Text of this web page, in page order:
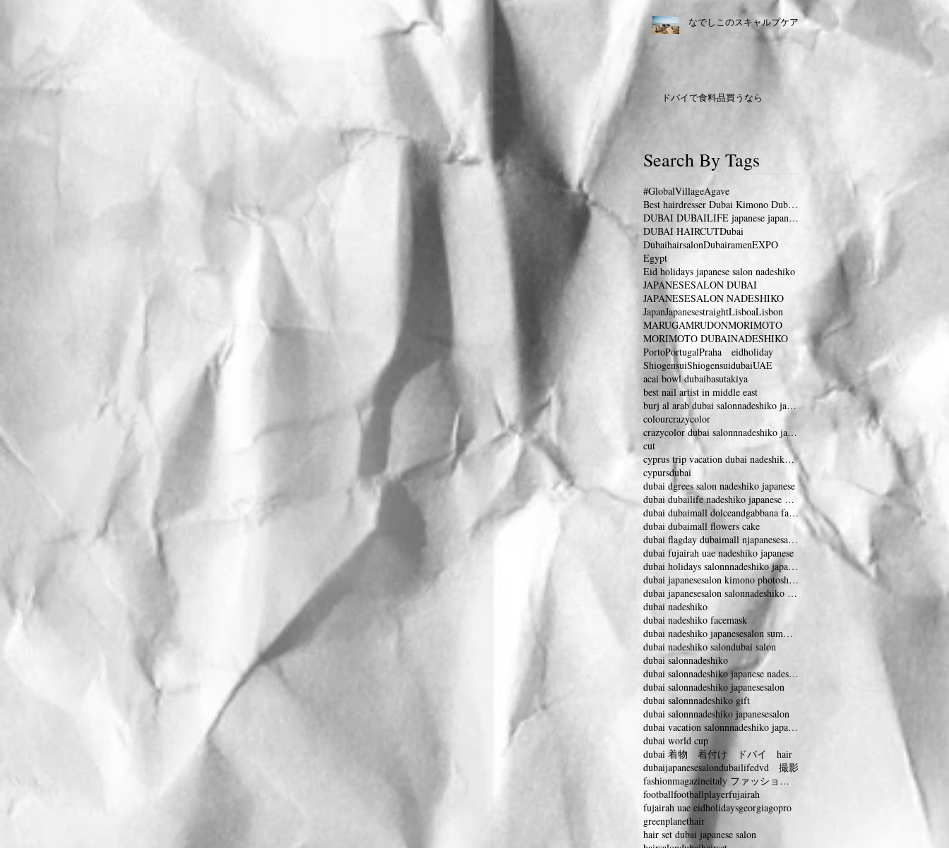
なでしこのスキャルプケア
ドバイで食料品買うなら
Search By Tags
#GlobalVillageAgave
Best hairdresser Dubai Kimono Dubai 着物 ドバイ
DUBAI DUBAILIFE japanese japanesesalon dubaifram
DUBAI HAIRCUTDubai
DubaihairsalonDubairamenEXPO
Egypt
Eid holidays japanese salon nadeshiko
JAPANESESALON DUBAI
JAPANESESALON NADESHIKO
JapanJapanesestraightLisboaLisbon
MARUGAMRUDONMORIMOTO
MORIMOTO DUBAINADESHIKO
PortoPortugalPraha eidholiday
ShiogensuiShiogensuidubaiUAE
acai bowl dubaibasutakiya
best nail artist in middle east
burj al arab dubai salonnadeshiko japanese
colourcrazycolor
crazycolor dubai salonnnadeshiko japanese salon
cut
cyprus trip vacation dubai nadeshiko japanese
cypursdubai
dubai dgrees salon nadeshiko japanese
dubai dubailife nadeshiko japanese dubai eye
dubai dubaimall dolceandgabbana fashionshow
dubai dubaimall flowers cake
dubai flagday dubaimall njapanesesalon nadeshiko
dubai fujairah uae nadeshiko japanese
dubai holidays salonnnadeshiko japanesesalon
dubai japanesesalon kimono photoshooting
dubai japanesesalon salonnadeshiko vacation
dubai nadeshiko
dubai nadeshiko facemask
dubai nadeshiko japanesesalon summervacation
dubai nadeshiko salondubai salon
dubai salonnadeshiko
dubai salonnadeshiko japanese nadeshiko
dubai salonnadeshiko japanesesalon
dubai salonnnadeshiko gift
dubai salonnnadeshiko japanesesalon
dubai vacation salonnnadeshiko japanesesalon
dubai world cup
dubai 着物 着付け ドバイ hair
dubaijapanesesalondubailifedvd 撮影
fashionmagazineitaly ファッションマガジンイタリー
footballfootballplayerfujairah
fujairah uae eidholidaysgeorgiagopro
greenplanethair
hair set dubai japanese salon